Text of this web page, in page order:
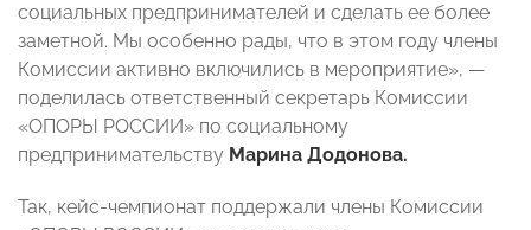
социальных предпринимателей и сделать ее более
заметной. Мы особенно рады, что в этом году члены
Комиссии активно включились в мероприятие», —
поделилась ответственный секретарь Комиссии
«ОПОРЫ РОССИИ» по социальному
предпринимательству Марина Додонова.
Так, кейс-чемпионат поддержали члены Комиссии